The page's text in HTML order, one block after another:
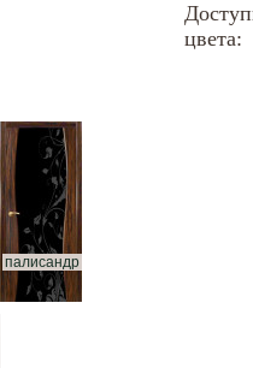
палисандр
цвета: